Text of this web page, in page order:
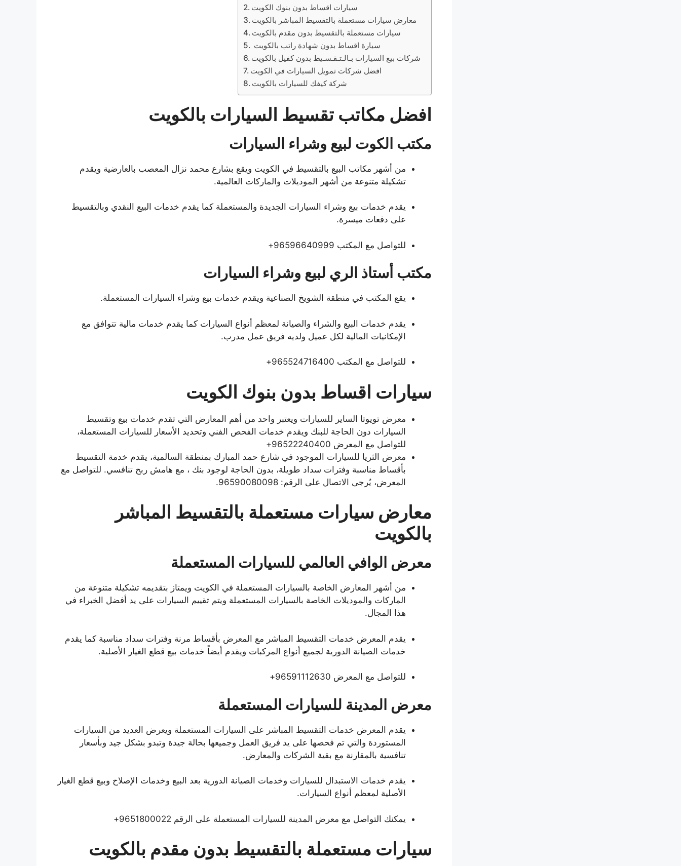
سيارات اقساط بدون بنوك الكويت
معارض سيارات مستعملة بالتقسيط المباشر بالكويت
سيارات مستعملة بالتقسيط بدون مقدم بالكويت
سيارة اقساط بدون شهادة راتب بالكويت
شركات بيع السيارات بـالـتـقـسـيط بدون كفيل بالكويت
افضل شركات تمويل السيارات في الكويت
شركة كيفك للسيارات بالكويت
افضل مكاتب تقسيط السيارات بالكويت
مكتب الكوت لبيع وشراء السيارات
من أشهر مكاتب البيع بالتقسيط في الكويت ويقع بشارع محمد نزال المعصب بالعارضية ويقدم
تشكيلة متنوعة من أشهر الموديلات والماركات العالمية.
يقدم خدمات بيع وشراء السيارات الجديدة والمستعملة كما يقدم خدمات البيع النقدي وبالتقسيط
على دفعات ميسرة.
للتواصل مع المكتب 96596640999+
مكتب أستاذ الري لبيع وشراء السيارات
يقع المكتب في منطقة الشويخ الصناعية ويقدم خدمات بيع وشراء السيارات المستعملة.
يقدم خدمات البيع والشراء والصيانة لمعظم أنواع السيارات كما يقدم خدمات مالية تتوافق مع
الإمكانيات المالية لكل عميل ولديه فريق عمل مدرب.
للتواصل مع المكتب 965524716400+
سيارات اقساط بدون بنوك الكويت
معرض تويوتا الساير للسيارات ويعتبر واحد من أهم المعارض التي تقدم خدمات بيع وتقسيط
السيارات دون الحاجة للبنك ويقدم خدمات الفحص الفني وتحديد الأسعار للسيارات المستعملة،
للتواصل مع المعرض 96522240400+
معرض الثريا للسيارات الموجود في شارع حمد المبارك بمنطقة السالمية، يقدم خدمة التقسيط
بأقساط مناسبة وفترات سداد طويلة، بدون الحاجة لوجود بنك ، مع هامش ربح تنافسي. للتواصل مع
المعرض، يُرجى الاتصال على الرقم: 96590080098.
معارض سيارات مستعملة بالتقسيط المباشر
بالكويت
معرض الوافي العالمي للسيارات المستعملة
من أشهر المعارض الخاصة بالسيارات المستعملة في الكويت ويمتاز بتقديمه تشكيلة متنوعة من
الماركات والموديلات الخاصة بالسيارات المستعملة ويتم تقييم السيارات على يد أفضل الخبراء في
هذا المجال.
يقدم المعرض خدمات التقسيط المباشر مع المعرض بأقساط مرنة وفترات سداد مناسبة كما يقدم
خدمات الصيانة الدورية لجميع أنواع المركبات ويقدم أيضاً خدمات بيع قطع الغيار الأصلية.
للتواصل مع المعرض 96591112630+
معرض المدينة للسيارات المستعملة
يقدم المعرض خدمات التقسيط المباشر على السيارات المستعملة ويعرض العديد من السيارات
المستوردة والتي تم فحصها على يد فريق العمل وجميعها بحالة جيدة وتبدو بشكل جيد وبأسعار
تنافسية بالمقارنة مع بقية الشركات والمعارض.
يقدم خدمات الاستبدال للسيارات وخدمات الصيانة الدورية بعد البيع وخدمات الإصلاح وبيع قطع الغيار
الأصلية لمعظم أنواع السيارات.
يمكنك التواصل مع معرض المدينة للسيارات المستعملة على الرقم 9651800022+
سيارات مستعملة بالتقسيط بدون مقدم بالكويت